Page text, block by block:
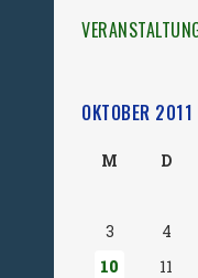
OKTOBER 2011
M D
3
4
10
11